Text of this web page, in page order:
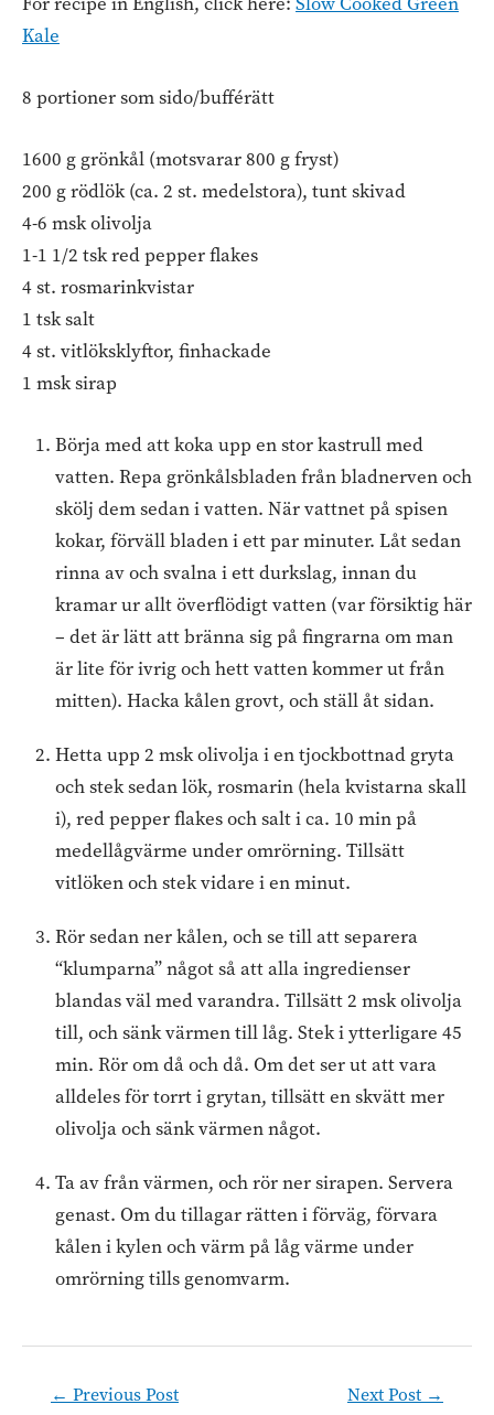
Kale
8 portioner som sido/bufférätt
1600 g grönkål (motsvarar 800 g fryst)
200 g rödlök (ca. 2 st. medelstora), tunt skivad
4-6 msk olivolja
1-1 1/2 tsk red pepper flakes
4 st. rosmarinkvistar
1 tsk salt
4 st. vitlöksklyftor, finhackade
1 msk sirap
Börja med att koka upp en stor kastrull med
vatten. Repa grönkålsbladen från bladnerven och
skölj dem sedan i vatten. När vattnet på spisen
kokar, förväll bladen i ett par minuter. Låt sedan
rinna av och svalna i ett durkslag, innan du
kramar ur allt överflödigt vatten (var försiktig här
– det är lätt att bränna sig på fingrarna om man
är lite för ivrig och hett vatten kommer ut från
mitten). Hacka kålen grovt, och ställ åt sidan.
Hetta upp 2 msk olivolja i en tjockbottnad gryta
och stek sedan lök, rosmarin (hela kvistarna skall
i), red pepper flakes och salt i ca. 10 min på
medellågvärme under omrörning. Tillsätt
vitlöken och stek vidare i en minut.
Rör sedan ner kålen, och se till att separera
“klumparna” något så att alla ingredienser
blandas väl med varandra. Tillsätt 2 msk olivolja
till, och sänk värmen till låg. Stek i ytterligare 45
min. Rör om då och då. Om det ser ut att vara
alldeles för torrt i grytan, tillsätt en skvätt mer
olivolja och sänk värmen något.
Ta av från värmen, och rör ner sirapen. Servera
genast. Om du tillagar rätten i förväg, förvara
kålen i kylen och värm på låg värme under
omrörning tills genomvarm.
← Previous Post Next Post →